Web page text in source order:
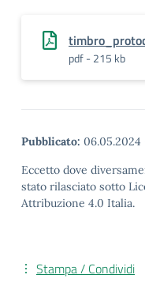
pdf - 215 kb
Pubblicato: 06.05.2024
Eccetto dove
stato rilasciato sotto
Attribuzione 4.0 Italia.
Stampa / Condividi